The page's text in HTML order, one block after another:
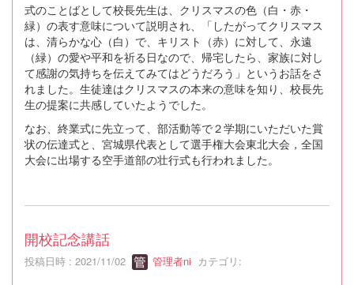
式のことばとして校長先生は、クリスマスの色（白・赤・
緑）の表す意味について説明され、「したがってクリスマス
は、清らかな心（白）で、キリスト（赤）に対して、永遠
（緑）の愛や平和を祈る日なので、帰宅したら、家族に対し
て感謝の気持ちを伝えてみてはどうだろう」というお話をさ
れました。生徒達はクリスマスの本来の意味を知り、校長先
生の提案に共感していたようでした。
なお、終業式に先立って、部活動等で２学期にいただいた賞
状の伝達式と、宮城県代表として選手権大会東北大会，全国
大会に出場する空手道部の壮行式も行われました。
開校記念講話
投稿日時 : 2021/11/02 管理者ni カテゴリ: